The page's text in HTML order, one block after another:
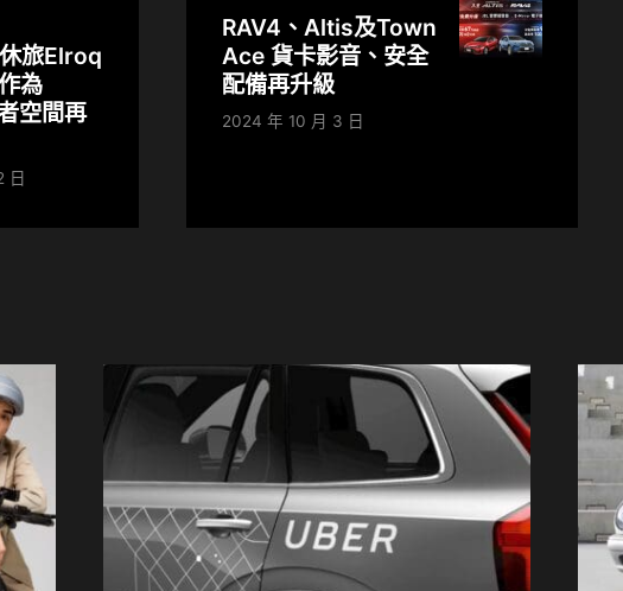
旅Elroq
為
空間再
日
RAV4、Altis及Town
Ace 貨卡影音、安全
配備再升級
2024 年 10 月 3 日